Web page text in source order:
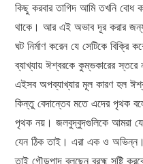
কিছু করবার তাগিদ আমি তখনি
থাকে। আর এই অভাব দূর করার
ঘট নির্মাণ করেন যে সেটিকে
ব্যাখ্যায় ঈশ্বরকে কুম্ভকারের
এইসব অপব্যাখ্যার মূল কারণ হল
কিন্তু বেদান্তেব মতে এদের পৃথক
পৃথক নয়। জলবুদ্বুদগুলিকে আমরা
যেন ঠিক তাই। এরা এক ও
তাই গৌড়পাদ বলছেন ব্রহ্ম সৃষ্টি